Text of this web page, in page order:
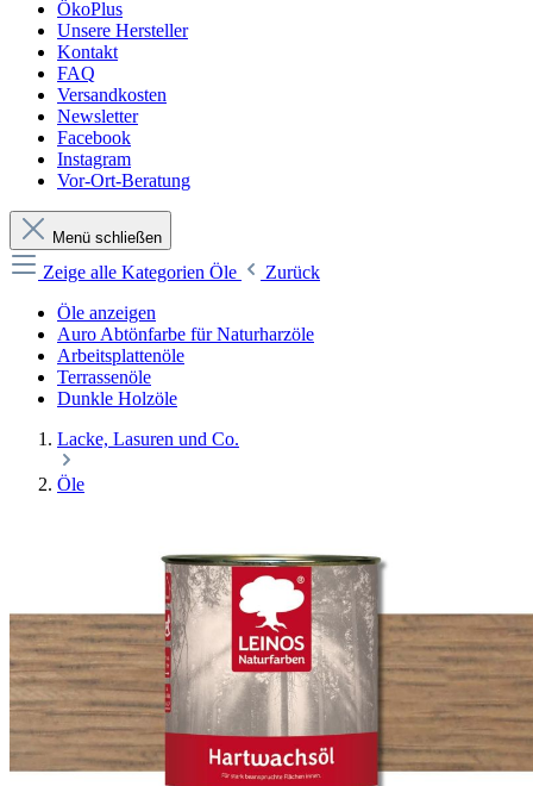
ÖkoPlus
Unsere Hersteller
Kontakt
FAQ
Versandkosten
Newsletter
Facebook
Instagram
Vor-Ort-Beratung
Menü schließen
Zeige alle Kategorien Öle
Zurück
Öle anzeigen
Auro Abtönfarbe für Naturharzöle
Arbeitsplattenöle
Terrassenöle
Dunkle Holzöle
Lacke, Lasuren und Co.
Öle